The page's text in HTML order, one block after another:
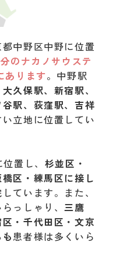
中野区中野に位置
のナカノサウステ
あります。中野駅
久保駅、新宿駅、
駅、荻窪駅、吉祥
立地に位置してい
置し、 杉並区・
区・練馬区に接し
ています。また、
っしゃり、三鷹
・千代田区・文京
も患者様は多くいら